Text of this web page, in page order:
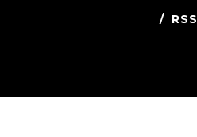
/ RSS